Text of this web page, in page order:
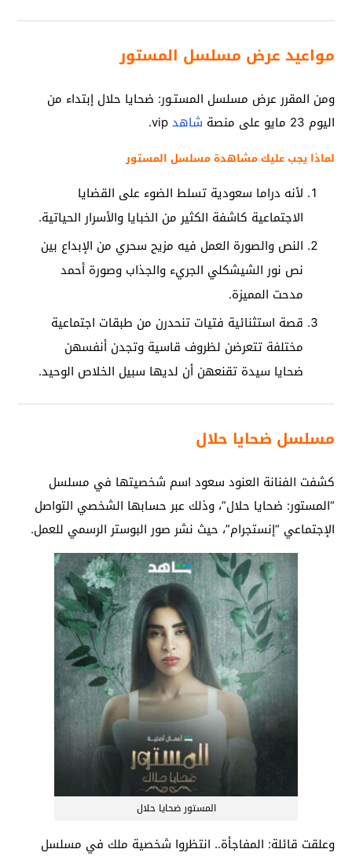
مواعيد عرض مسلسل المستور
ومن المقرر عرض مسلسل المستـور: ضحايا حلال إبتداء من
اليوم 23 مايو على منصة
شاهدvip.
لماذا يجب عليك مشاهدة مسلسل المستور
لأنه دراما سعودية تسلط الضوء على القضايا
الاجتماعية كاشفة الكثير من الخبايا والأسرار الحياتية.
النص والصورة العمل فيه مزيح سحري من الإبداع بين
نص نور الشيشكلي الجريء والجذاب وصورة أحمد
مدحت المميزة.
قصة استثنائية فتيات تنحدرن من طبقات اجتماعية
مختلفة تتعرضن لظروف قاسية وتجدن أنفسهن
ضحايا سيدة تقنعهن أن لديها سبيل الخلاص الوحيد.
مسلسل ضحايا حلال
كشفت الفنانة العنود سعود اسم شخصيتها في مسلسل
“المستور: ضحايا حلال”، وذلك عبر حسابها الشخصي التواصل
الإجتماعي “إنستجرام”، حيث نشر صور البوستر الرسمي للعمل.
المستور ضحايا حلال
وعلقت قائلة: المفاجأة.. انتظروا شخصية ملك في مسلسل